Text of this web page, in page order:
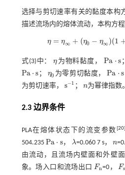
选择与剪切速率有关的黏度本构
描述流场内的熔体流动，本构方程
η = η∞ + (η0 − η∞)(1
η=η∞+(η0- η∞) (1+λ2γ˙2)(n-
式(3)中： η
η 为物料黏度， Pa ⋅ s
Pa⋅ s ；
Pa ⋅ s
Pa⋅s ； η0
η0 为零剪切黏度， Pa ⋅ s
Pa⋅ s
为剪切速率，
s−1
s- 1 ； n
n为幂律指数。
2.3 边界条件
PLA在熔体状态下的流变参数 [20]
504.235 Pa ⋅ s
Pa⋅s ， λ
λ =0.060 7 s， n
n
由流动，且流场内壁面和外壁
象。场入口和流场出口 Fn
Fn =0， Fs
Fs